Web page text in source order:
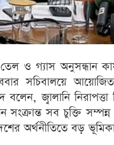
ও গ্যাস অনুসন্ধান
সচিবালয়ে
জ্বালানি
সংক্রান্ত সব চুক্তি
অর্থনীতিতে বড়